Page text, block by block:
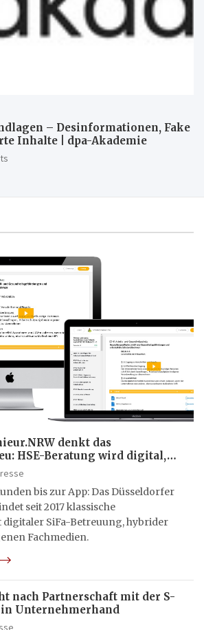
– Desinformationen, Fake
Inhalte | dpa-Akademie
denkt das
HSE-Beratung wird digital,
bis zur App: Das Düsseldorfer
seit 2017 klassische
SiFa-Betreuung, hybrider
Fachmedien.
nach Partnerschaft mit der S-
Unternehmerhand